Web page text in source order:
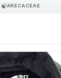
🍃ARECACEAE